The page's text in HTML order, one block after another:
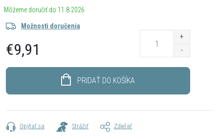
11.8.2026
Možnosti doručenia
€9,91
PRIDAŤ DO KOŠÍKA
Opýtať sa Strážiť Zdieľať